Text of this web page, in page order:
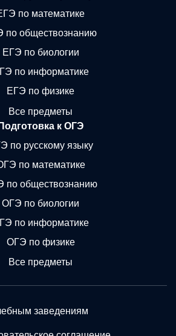
по математике
по обществознанию
ЕГЭ по биологии
по информатике
ЕГЭ по физике
Все предметы
Подготовка к ОГЭ
по русскому языку
по математике
по обществознанию
ОГЭ по биологии
по информатике
ОГЭ по физике
Все предметы
заведениям